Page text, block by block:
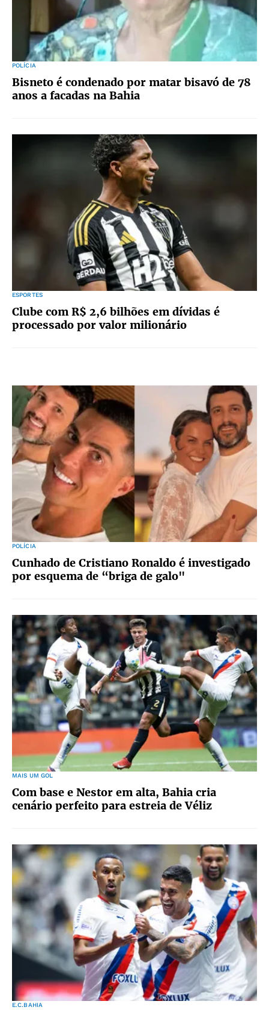
POLÍCIA
Bisneto é condenado por matar bisavó de 78
anos a facadas na Bahia
ESPORTES
Clube com R$ 2,6 bilhões em dívidas é
processado por valor milionário
POLÍCIA
Cunhado de Cristiano Ronaldo é investigado
por esquema de “briga de galo"
MAIS UM GOL
Com base e Nestor em alta, Bahia cria
cenário perfeito para estreia de Véliz
E.C.BAHIA